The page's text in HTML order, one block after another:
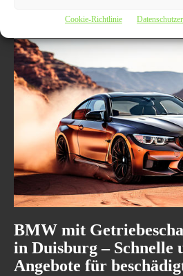
Cookie-Richtlinie
unkomplizierten Service überzeugen.
BMW mit
in Duisburg – Schnelle
Angebote für